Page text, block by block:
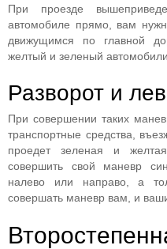
При проезде
автомобиле прямо, вам
движущимся по главной
желтый и зеленый автомобили.
Разворот и
При совершении таких
транспортные средства,
проедет зеленая и
совершить свой маневр
налево или направо, а
совершать маневр вам, и